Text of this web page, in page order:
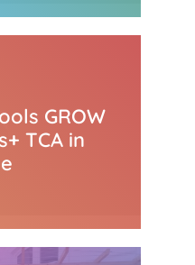
GROW
TCA in